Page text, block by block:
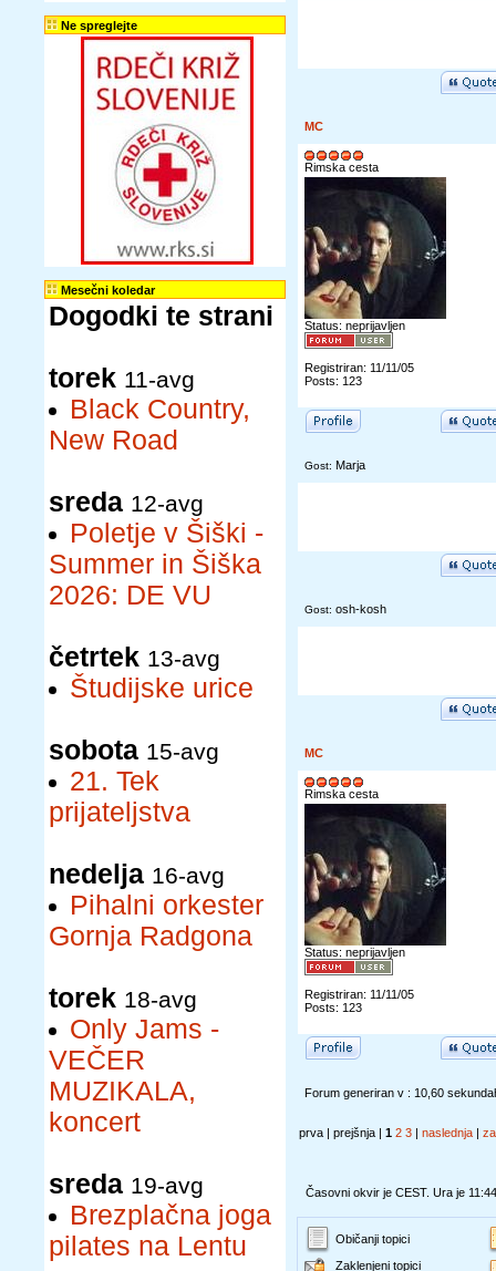
Ne spreglejte
Mesečni koledar
Dogodki te strani
torek 11-avg
Black Country,
New Road
sreda 12-avg
Poletje v Šiški -
Summer in Šiška
2026: DE VU
četrtek 13-avg
Študijske urice
sobota 15-avg
21. Tek
prijateljstva
nedelja 16-avg
Pihalni orkester
Gornja Radgona
torek 18-avg
Only Jams -
VEČER
MUZIKALA,
koncert
sreda 19-avg
Brezplačna joga
pilates na Lentu
MC
Rimska cesta
Status: neprijavljen
Registriran: 11/11/05
Posts: 123
Gost: Marja
Gost: osh-kosh
MC
Rimska cesta
Status: neprijavljen
Registriran: 11/11/05
Posts: 123
Forum generiran v : 10,60
prva | prejšnja | 1 2 3 | naslednja |
Časovni okvir je CEST. Ura je 11:44
Običanji topici
Zaklenjeni topici